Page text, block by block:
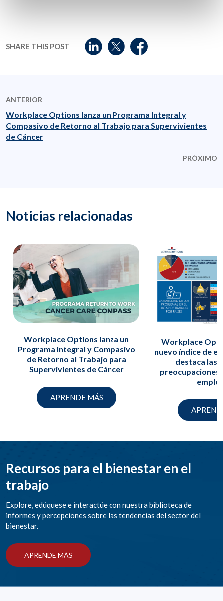
SHARE THIS POST
ANTERIOR
Workplace Options lanza un Programa Integral y
Compasivo de Retorno al Trabajo para Supervivientes
de Cáncer
PRÓXIMO
Noticias relacionadas
Workplace Options lanza un
Programa Integral y Compasivo
de Retorno al Trabajo para
Supervivientes de Cáncer
APRENDE MÁS
Workplace
nuevo índice de
destaca las
preocupaciones
Recursos para el bienestar en el
trabajo
Explore, edúquese e interactúe con nuestra biblioteca de
informes y percepciones sobre las tendencias del sector del
bienestar.
APRENDE MÁS